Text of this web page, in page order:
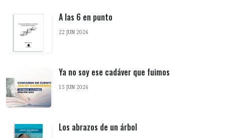
A las 6 en punto
22 JUN 2026
Ya no soy ese cadáver que fuimos
15 JUN 2026
Los abrazos de un árbol